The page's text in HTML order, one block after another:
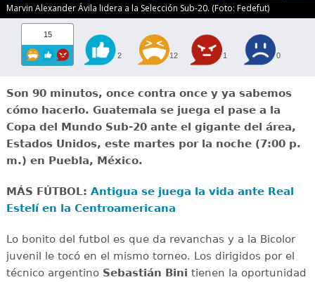
Marvin Alexander Ávila lidera a la Selección Sub-20. (Foto: Fedefut)
15
2 12 1 0
Son 90 minutos, once contra once y ya sabemos
cómo hacerlo. Guatemala se juega el pase a la
Copa del Mundo Sub-20 ante el gigante del área,
Estados Unidos, este martes por la noche (7:00 p.
m.) en Puebla, México.
MÁS FÚTBOL: Antigua se juega la vida ante Real
Estelí en la Centroamericana
Lo bonito del futbol es que da revanchas y a la Bicolor
juvenil le tocó en el mismo torneo. Los dirigidos por el
técnico argentino Sebastián Bini tienen la oportunidad